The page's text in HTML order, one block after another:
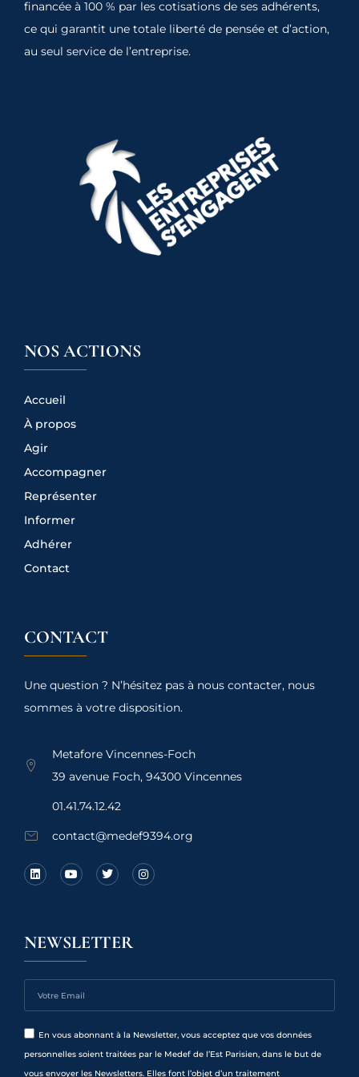
financée à 100 % par les cotisations de ses adhérents,
ce qui garantit une totale liberté de pensée et d’action,
au seul service de l’entreprise.
NOS ACTIONS
Accueil
À propos
Agir
Accompagner
Représenter
Informer
Adhérer
Contact
CONTACT
Une question ? N’hésitez pas à nous contacter, nous
sommes à votre disposition.
Metafore Vincennes-Foch
39 avenue Foch, 94300 Vincennes
01.41.74.12.42
contact@medef9394.org
NEWSLETTER
En vous abonnant à la Newsletter, vous acceptez que vos données
personnelles soient traitées par le Medef de l’Est Parisien, dans le but de
vous envoyer les Newsletters. Elles font l’objet d’un traitement